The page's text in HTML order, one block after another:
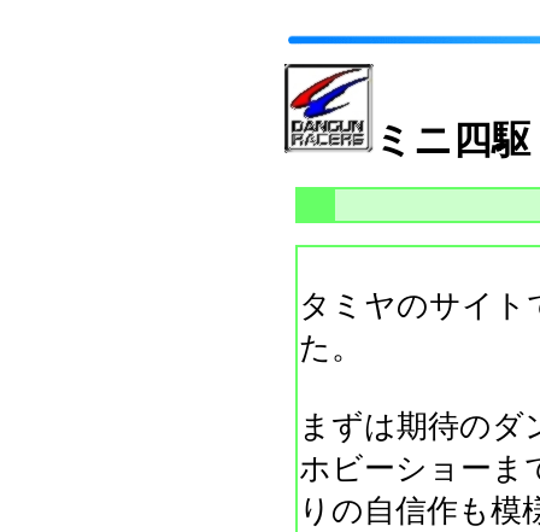
ミニ四
タミヤのサイト
た。
まずは期待のダ
ホビーショーま
りの自信作も模